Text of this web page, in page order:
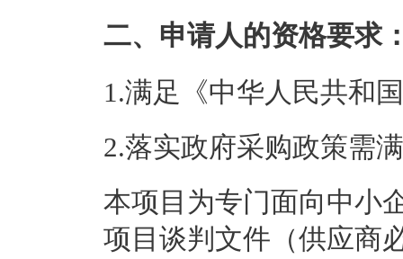
二、申请人的资格要求
1.满足《中华人民共和
2.落实政府采购政策需
本项目 为专门面向中小
项目 谈判文件 （供应商